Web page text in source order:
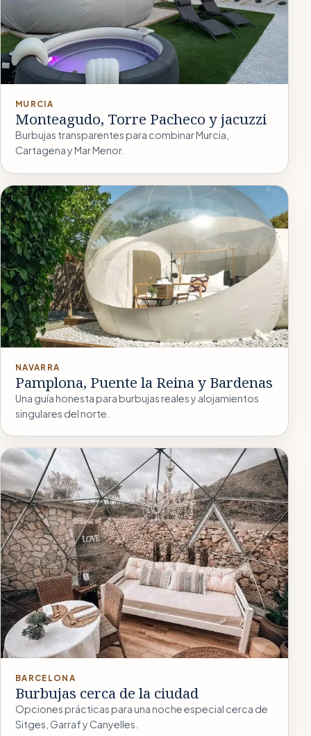
MURCIA
Monteagudo, Torre Pacheco y jacuzzi
Burbujas transparentes para combinar Murcia,
Cartagena y Mar Menor.
NAVARRA
Pamplona, Puente la Reina y Bardenas
Una guía honesta para burbujas reales y alojamientos
singulares del norte.
BARCELONA
Burbujas cerca de la ciudad
Opciones prácticas para una noche especial cerca de
Sitges, Garraf y Canyelles.